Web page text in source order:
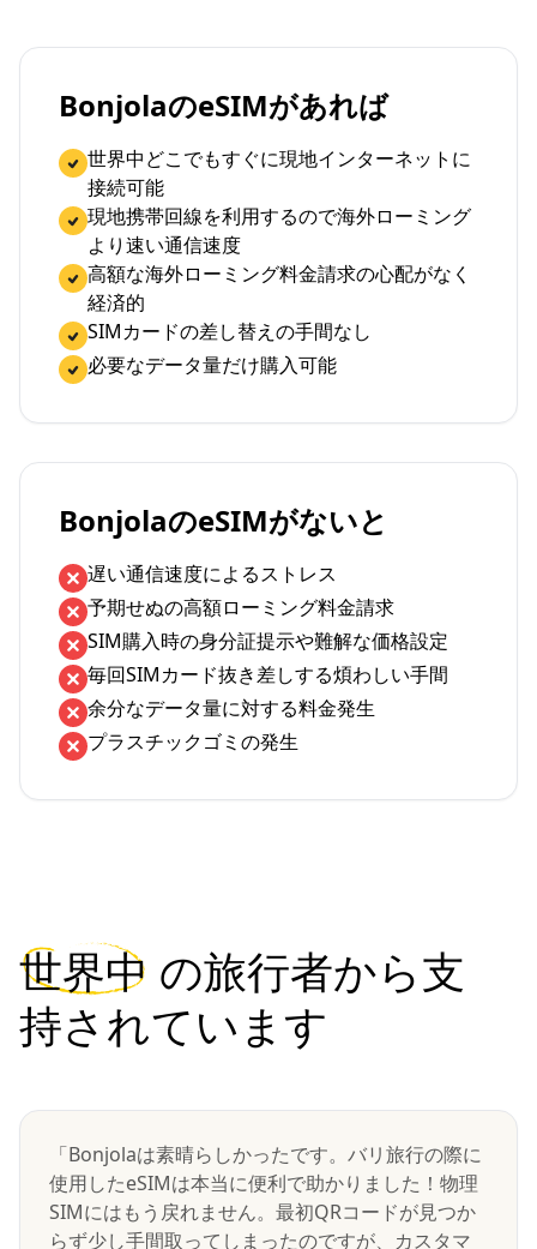
BonjolaのeSIMがあれば
世界中どこでもすぐに現地インターネットに
接続可能
現地携帯回線を利用するので海外ローミング
より速い通信速度
高額な海外ローミング料金請求の心配がなく
経済的
SIMカードの差し替えの手間なし
必要なデータ量だけ購入可能
BonjolaのeSIMがないと
遅い通信速度によるストレス
予期せぬの高額ローミング料金請求
SIM購入時の身分証提示や難解な価格設定
毎回SIMカード抜き差しする煩わしい手間
余分なデータ量に対する料金発生
プラスチックゴミの発生
世界中 の旅行者から支
持されています
「Bonjolaは素晴らしかったです。バリ旅行の際に
使用したeSIMは本当に便利で助かりました！物理
SIMにはもう戻れません。最初QRコードが見つか
らず少し手間取ってしまったのですが、カスタマ